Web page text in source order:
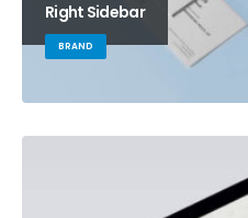
Right Sidebar
BRAND